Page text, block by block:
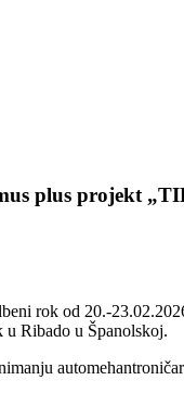
plus projekt
rok od 20.-
u Ribado u Španolskoj.